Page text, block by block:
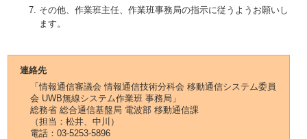
その他、作業班主任、作業班事務局の指示に従うようお願いし
ます。
連絡先
「情報通信審議会 情報通信技術分科会 移動通信システム委員
会 UWB無線システム作業班 事務局」
総務省 総合通信基盤局 電波部 移動通信課
（担当：松井、中川）
電話：03-5253-5896